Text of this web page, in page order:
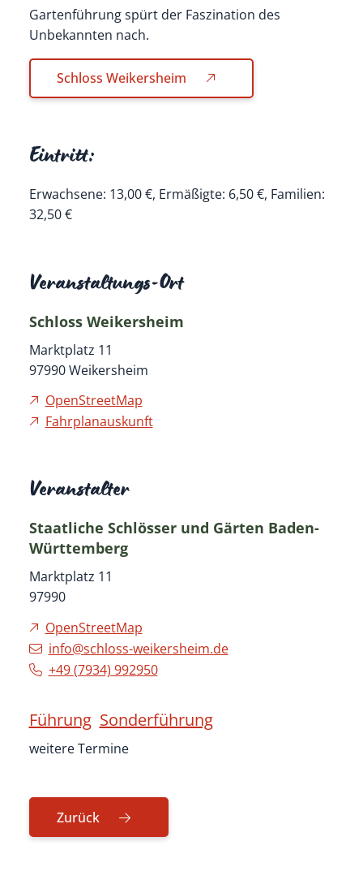
Gartenführung spürt der Faszination des
Unbekannten nach.
Schloss Weikersheim
Eintritt:
Erwachsene: 13,00 €, Ermäßigte: 6,50 €, Familien:
32,50 €
Veranstaltungs-Ort
Schloss Weikersheim
Marktplatz 11
97990 Weikersheim
OpenStreetMap
Fahrplanauskunft
Veranstalter
Staatliche Schlösser und Gärten Baden-
Württemberg
Marktplatz 11
97990
OpenStreetMap
info@schloss-weikersheim.de
+49 (7934) 992950
Führung Sonderführung
weitere Termine
Zurück